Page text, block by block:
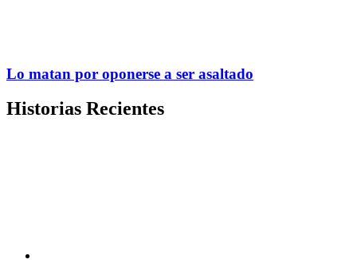
Lo matan por oponerse a ser asaltado
Historias Recientes